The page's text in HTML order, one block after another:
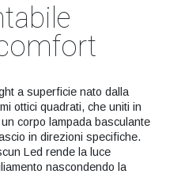
a superficie nato dalla
ottici quadrati, che uniti in
corpo lampada basculante
in direzioni specifiche.
Led rende la luce
nascondendo la